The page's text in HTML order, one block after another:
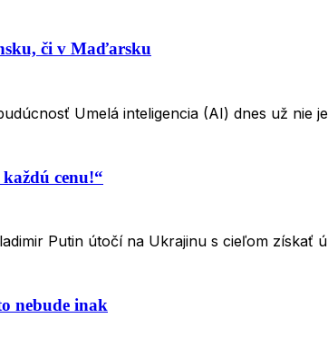
či v Maďarsku
Umelá inteligencia (AI) dnes už nie
cenu!“
Putin útočí na Ukrajinu s cieľom získať
nebude inak